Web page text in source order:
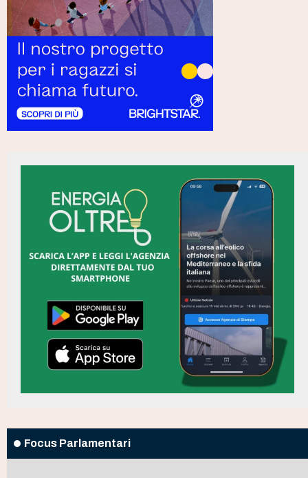
Focus Parlamentari